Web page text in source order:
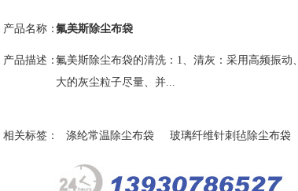
产品名称：
产品描述：
氟美斯除尘布袋
氟美斯除尘布袋的清洗：1、清灰：采用高频振动
大的灰尘粒子尽量、并...
相关标签： 涤纶常温除尘布袋 玻璃纤维针刺毡除尘布袋